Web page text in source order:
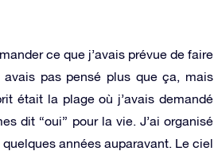
ce que j’avais prévue de faire
avais pas pensé plus que ça, mais
était la plage où j’avais demandé
dit “oui” pour la vie. J’ai organisé
années auparavant. Le ciel